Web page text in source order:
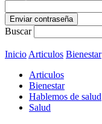
Buscar
Inicio Articulos Bienestar
Articulos
Bienestar
Hablemos de salud
Salud